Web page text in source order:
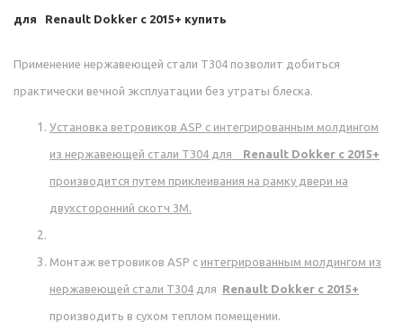
для Renault Dokker c 2015+ купить
Применение нержавеющей стали Т304 позволит добиться
практически вечной эксплуатации без утраты блеска.
Установка ветровиков ASP с интегрированным молдингом
из нержавеющей стали Т304 для Renault Dokker c 2015+
производится путем приклеивания на рамку двери на
двухсторонний скотч 3М.
Монтаж ветровиков ASP с интегрированным молдингом из
нержавеющей стали Т304 для Renault Dokker c 2015+
производить в сухом теплом помещении.